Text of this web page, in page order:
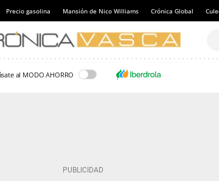
Precio gasolina Mansión de Nico Williams Crónica Global
al MODO AHORRO